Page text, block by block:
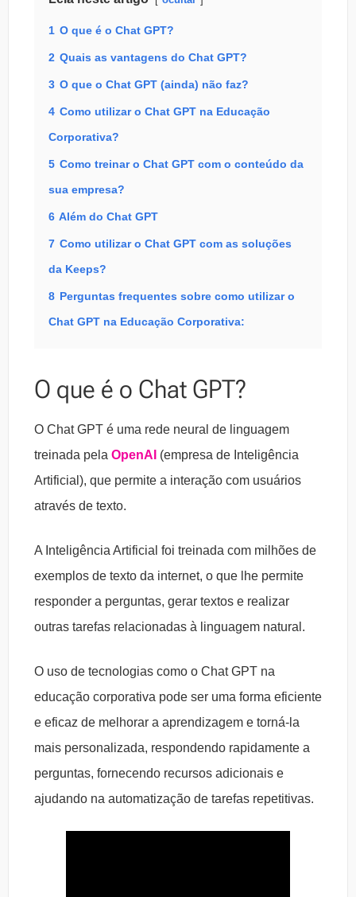
1 O que é o Chat GPT?
2 Quais as vantagens do Chat GPT?
3 O que o Chat GPT (ainda) não faz?
4 Como utilizar o Chat GPT na Educação
Corporativa?
5 Como treinar o Chat GPT com o conteúdo da
sua empresa?
6 Além do Chat GPT
7 Como utilizar o Chat GPT com as soluções
da Keeps?
8 Perguntas frequentes sobre como utilizar o
Chat GPT na Educação Corporativa:
O que é o Chat GPT?
O Chat GPT é uma rede neural de linguagem
treinada pela OpenAI (empresa de Inteligência
Artificial), que permite a interação com usuários
através de texto.
A Inteligência Artificial foi treinada com milhões de
exemplos de texto da internet, o que lhe permite
responder a perguntas, gerar textos e realizar
outras tarefas relacionadas à linguagem natural.
O uso de tecnologias como o Chat GPT na
educação corporativa pode ser uma forma eficiente
e eficaz de melhorar a aprendizagem e torná-la
mais personalizada, respondendo rapidamente a
perguntas, fornecendo recursos adicionais e
ajudando na automatização de tarefas repetitivas.